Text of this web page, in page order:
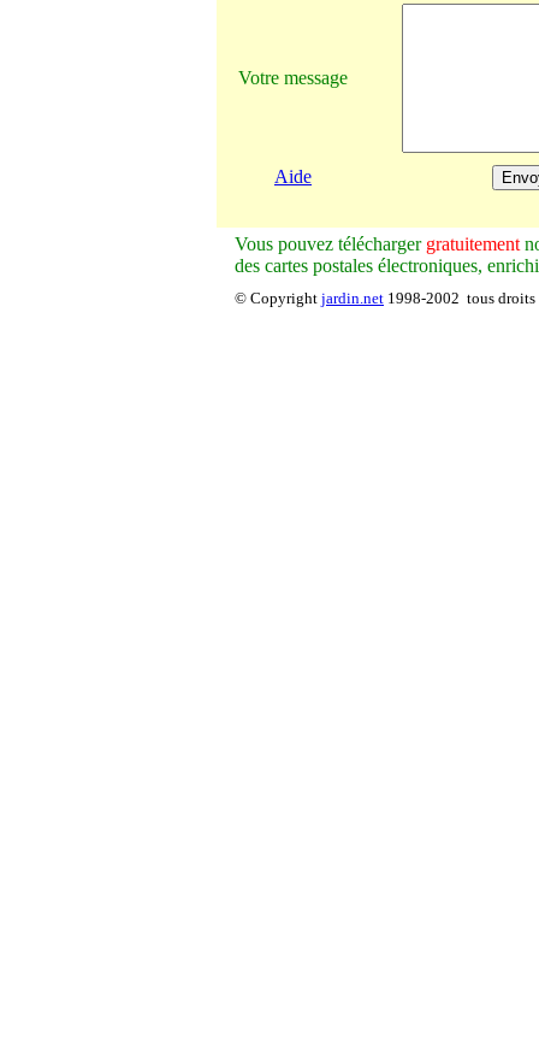
Votre message
Aide
Vous pouvez télécharger gratuitement
des cartes postales électroniques,
© Copyright jardin.net 1998-2002 tous droits